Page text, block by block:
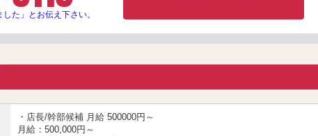
ス
た」とお伝え下さい。
・店長/幹部候補 月給 500000円～
月給：500,000円～